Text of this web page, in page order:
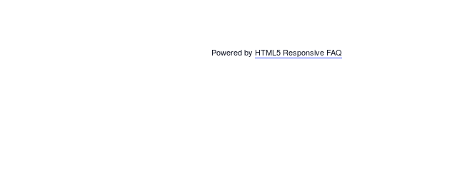
Powered by HTML5 Responsive FAQ